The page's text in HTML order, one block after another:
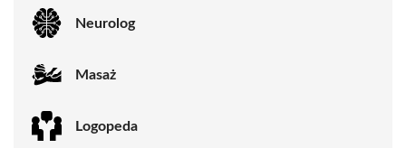
Neurolog
Masaż
Logopeda